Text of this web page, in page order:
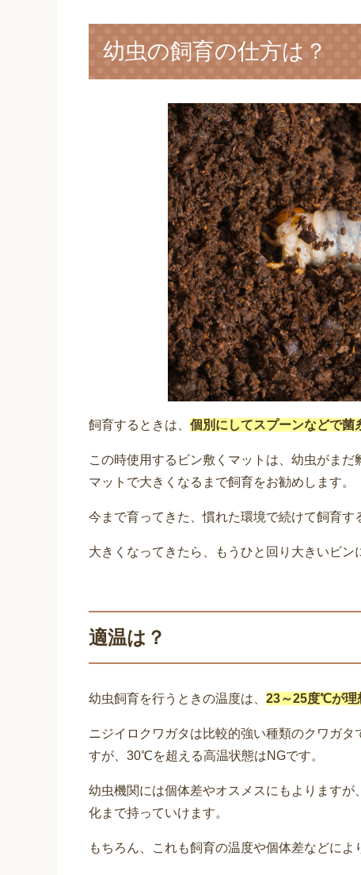
幼虫の飼育の仕方は？
飼育するときは、 個別にしてスプーンなどで菌
この時使用するビン敷くマットは、幼虫がま
マットで大きくなるまで飼育をお勧めします。
今まで育ってきた、慣れた環境で続けて飼育す
大きくなってきたら、もうひと回り大きいビン
適温は？
幼虫飼育を行うときの温度は、 23～25度℃が理
ニジイロクワガタは比較的強い種類のクワガ
すが、30℃を超える高温状態はNGです。
幼虫機関には個体差やオスメスにもよります
化まで持っていけます。
もちろん、これも飼育の温度や個体差などによ